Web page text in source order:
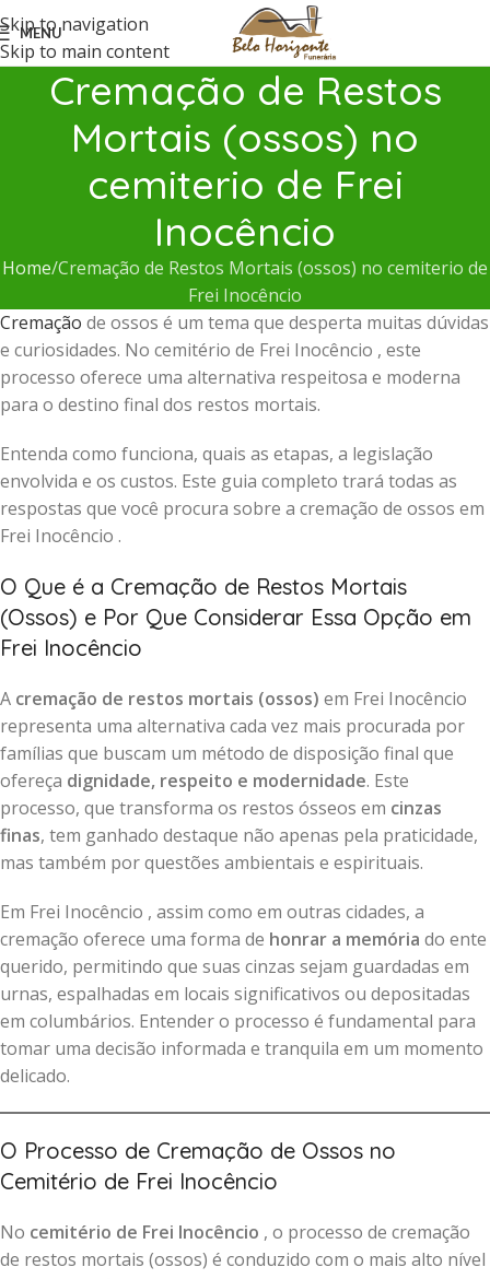
Skip to navigation
Skip to main content
MENU
Cremação de Restos
Mortais (ossos) no
cemiterio de Frei
Inocêncio
Home Cremação de Restos Mortais (ossos) no cemiterio de
Frei Inocêncio
Cremação de ossos é um tema que desperta muitas dúvidas
e curiosidades. No cemitério de Frei Inocêncio , este
processo oferece uma alternativa respeitosa e moderna
para o destino final dos restos mortais.
Entenda como funciona, quais as etapas, a legislação
envolvida e os custos. Este guia completo trará todas as
respostas que você procura sobre a cremação de ossos em
Frei Inocêncio .
O Que é a Cremação de Restos Mortais
(Ossos) e Por Que Considerar Essa Opção em
Frei Inocêncio
A cremação de restos mortais (ossos) em Frei Inocêncio
representa uma alternativa cada vez mais procurada por
famílias que buscam um método de disposição final que
ofereça dignidade, respeito e modernidade. Este
processo, que transforma os restos ósseos em cinzas
finas, tem ganhado destaque não apenas pela praticidade,
mas também por questões ambientais e espirituais.
Em Frei Inocêncio , assim como em outras cidades, a
cremação oferece uma forma de honrar a memória do ente
querido, permitindo que suas cinzas sejam guardadas em
urnas, espalhadas em locais significativos ou depositadas
em columbários. Entender o processo é fundamental para
tomar uma decisão informada e tranquila em um momento
delicado.
O Processo de Cremação de Ossos no
Cemitério de Frei Inocêncio
No cemitério de Frei Inocêncio , o processo de cremação
de restos mortais (ossos) é conduzido com o mais alto nível